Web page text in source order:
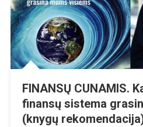
FINANSŲ CUNAMIS.
finansų sistema
(knygų